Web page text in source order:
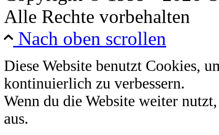
Alle Rechte vorbehalten
Nach oben scrollen
Diese Website benutzt Cookies,
kontinuierlich zu verbessern.
Wenn du die Website weiter
aus.